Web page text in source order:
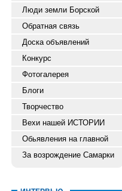
Люди земли Борской
Обратная связь
Доска объявлений
Конкурс
Фотогалерея
Блоги
Творчество
Вехи нашей ИСТОРИИ
Обьявления на главной
За возрождение Самарки